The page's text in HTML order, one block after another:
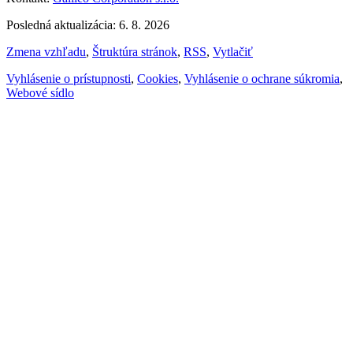
Posledná aktualizácia: 6. 8. 2026
Zmena vzhľadu, Štruktúra stránok, RSS, Vytlačiť
Vyhlásenie o prístupnosti, Cookies, Vyhlásenie o ochrane súkromia,
Webové sídlo